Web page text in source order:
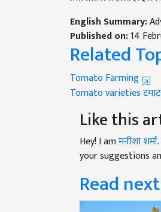
Published on:14
Related
Tomato Farming
Tomato varieties
Like this
Hey! I amमनीशा शर्मा
your suggestions
Read next